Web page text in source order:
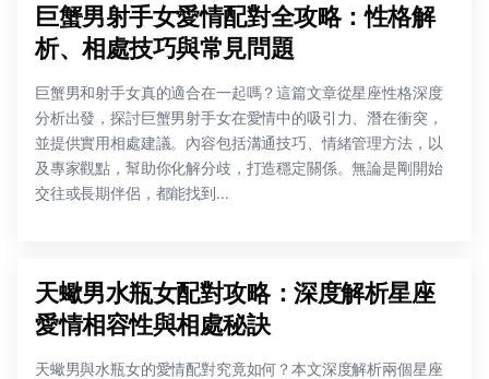
巨蟹男射手女愛情配對全攻略：性格解
析、相處技巧與常見問題
巨蟹男和射手女真的適合在一起嗎？這篇文章從星座性格深度
分析出發，探討巨蟹男射手女在愛情中的吸引力、潛在衝突，
並提供實用相處建議。內容包括溝通技巧、情緒管理方法，以
及專家觀點，幫助你化解分歧，打造穩定關係。無論是剛開始
交往或長期伴侶，都能找到...
天蠍男水瓶女配對攻略：深度解析星座
愛情相容性與相處秘訣
天蠍男與水瓶女的愛情配對究竟如何？本文深度解析兩個星座